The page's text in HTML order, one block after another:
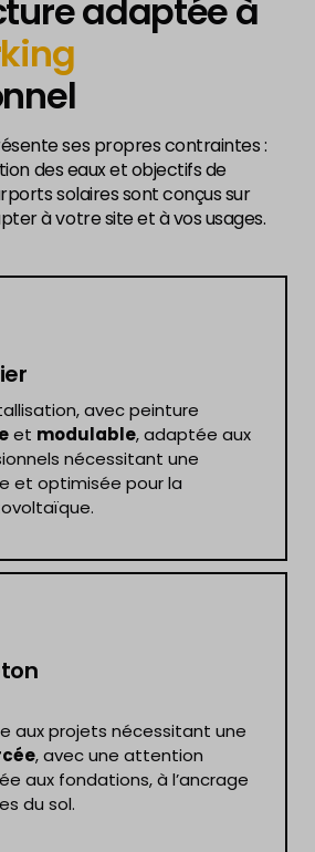
adaptée à
ses propres contraintes :
des eaux et objectifs de
solaires sont conçus sur
à votre site et à vos usages.
avec peinture
et modulable, adaptée aux
nécessitant une
et optimisée pour la
aux projets nécessitant une
, avec une attention
aux fondations, à l’ancrage
du sol.